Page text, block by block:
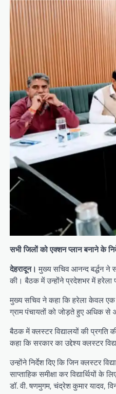
सभी जिलों को एक्शन प्लान बनाने के
देहरादून। मुख्य सचिव आनन्द बर्द्धन ने
की। बैठक में उन्होंने प्रदेशभर में हरेला
मुख्य सचिव ने कहा कि हरेला केवल एक
ग्राम पंचायतों को जोड़ते हुए अधिक से
बैठक में क्लस्टर विद्यालयों की प्रगति
कहा कि सरकार का उद्देश्य क्लस्टर
उन्होंने निर्देश दिए कि जिन क्लस्टर
साप्ताहिक समीक्षा कर
डॉ. वी. षणमुगम, चंद्रेश कुमार यादव,